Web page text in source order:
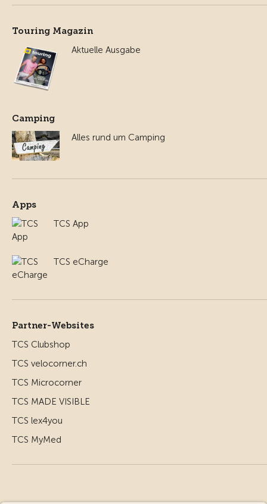
Touring Magazin
Aktuelle Ausgabe
Camping
Alles rund um Camping
Apps
TCS App
TCS eCharge
Partner-Websites
TCS Clubshop
TCS velocorner.ch
TCS Microcorner
TCS MADE VISIBLE
TCS lex4you
TCS MyMed